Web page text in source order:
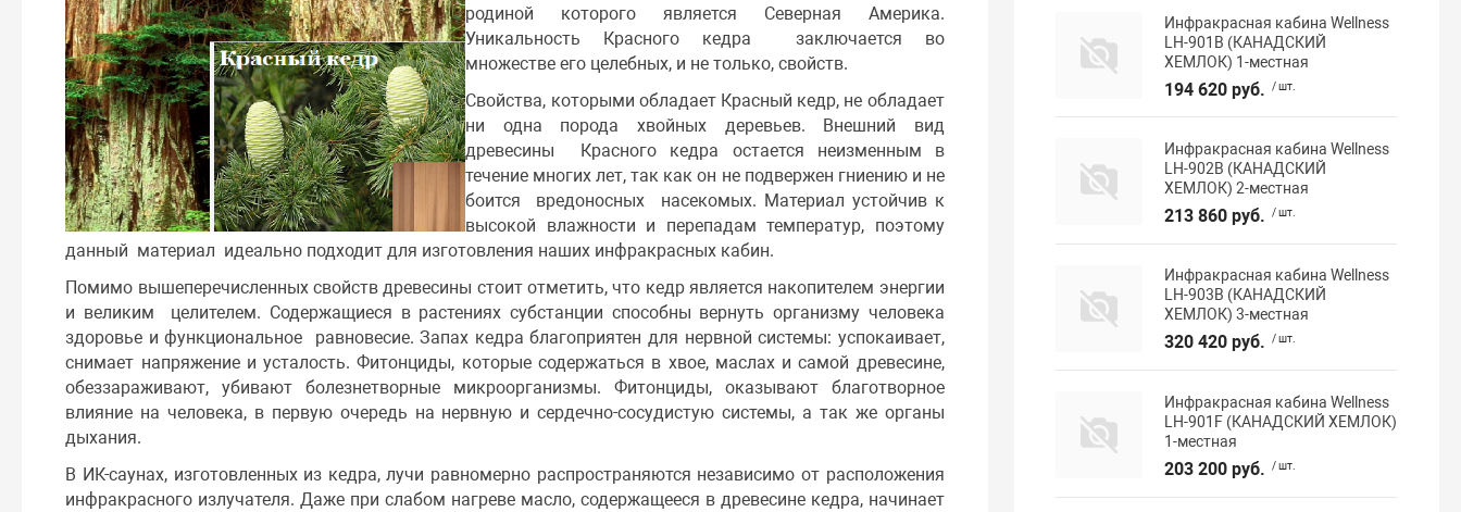
родиной которого является Северная Америка.
Уникальность Красного кедра заключается во
множестве его целебных, и не только, свойств.
Свойства, которыми обладает Красный кедр, не обладает
ни одна порода хвойных деревьев. Внешний вид
древесины Красного кедра остается неизменным в
течение многих лет, так как он не подвержен гниению и не
боится вредоносных насекомых. Материал устойчив к
высокой влажности и перепадам температур, поэтому
данный материал идеально подходит для изготовления наших инфракрасных кабин.
Помимо вышеперечисленных свойств древесины стоит отметить, что кедр является накопителем энергии
и великим целителем. Содержащиеся в растениях субстанции способны вернуть организму человека
здоровье и функциональное равновесие. Запах кедра благоприятен для нервной системы: успокаивает,
снимает напряжение и усталость. Фитонциды, которые содержаться в хвое, маслах и самой древесине,
обеззараживают, убивают болезнетворные микроорганизмы. Фитонциды, оказывают благотворное
влияние на человека, в первую очередь на нервную и сердечно-сосудистую системы, а так же органы
дыхания.
В ИК-саунах, изготовленных из кедра, лучи равномерно распространяются независимо от расположения
инфракрасного излучателя. Даже при слабом нагреве масло, содержащееся в древесине кедра, начинает
Инфракрасная кабина Wellness
LH-901B (КАНАДСКИЙ
ХЕМЛОК) 1-местная
194 620 руб. / шт.
Инфракрасная кабина Wellness
LH-902B (КАНАДСКИЙ
ХЕМЛОК) 2-местная
213 860 руб. / шт.
Инфракрасная кабина Wellness
LH-903B (КАНАДСКИЙ
ХЕМЛОК) 3-местная
320 420 руб. / шт.
Инфракрасная кабина Wellness
LH-901F (КАНАДСКИЙ ХЕМЛОК)
1-местная
203 200 руб. / шт.